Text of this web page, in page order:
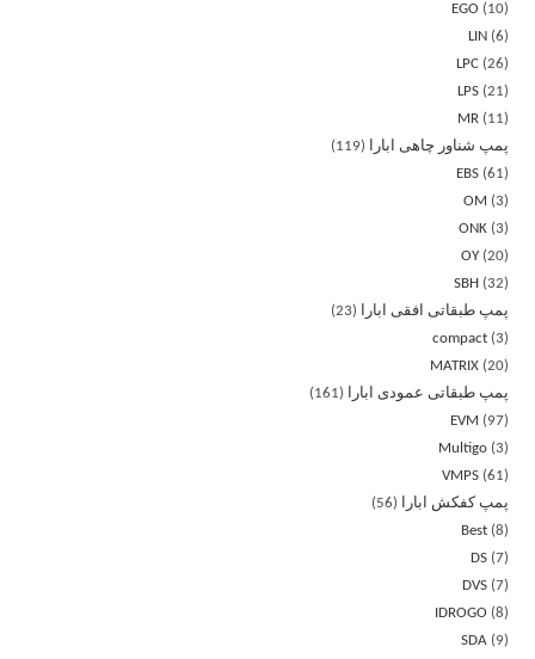
EGO
10
LIN
6
LPC 26
LPS 21
MR
11
پمپ شناور چاهی ابارا
119
EBS 61
OM
3
ONK 3
OY 20
SBH
32
پمپ طبقاتی افقی ابارا
23
compact 3
MATRIX 20
پمپ طبقاتی عمودی ابارا
161
EVM
97
Multigo 3
VMPS 61
پمپ کفکش ابارا
56
Best 8
DS 7
DVS 7
IDROGO
8
SDA
9